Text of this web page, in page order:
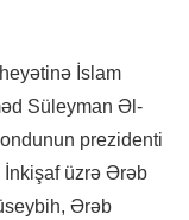
İslam
Süleyman Əl-
prezidenti
üzrə Ərəb
Ərəb